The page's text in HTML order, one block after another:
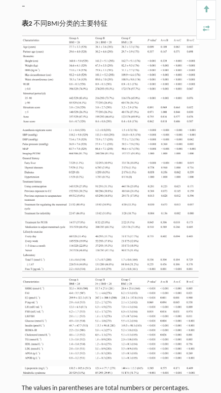
–
表2 不同BMI分类的主要特征
The values in parentheses are total numbers or percentages.